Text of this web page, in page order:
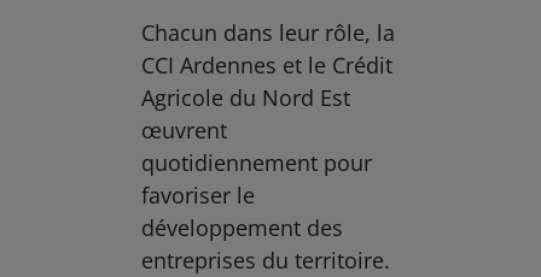
Chacun dans leur rôle, la
CCI Ardennes et le Crédit
Agricole du Nord Est
œuvrent
quotidiennement pour
favoriser le
développement des
entreprises du territoire.